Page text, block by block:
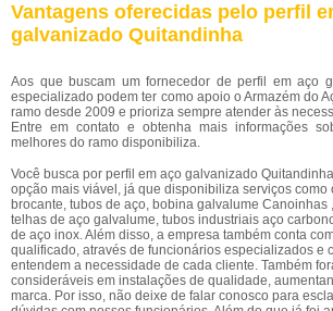
Vantagens oferecidas pelo perfil
galvanizado Quitandinha
Aos que buscam um fornecedor de perfil em aço
especializado podem ter como apoio o Armazém do
ramo desde 2009 e prioriza sempre atender às
Entre em contato e obtenha mais informações
melhores do ramo disponibiliza.
Você busca por perfil em aço galvanizado
opção mais viável, já que disponibiliza serviços como
brocante, tubos de aço, bobina galvalume Canoinhas
telhas de aço galvalume, tubos industriais aço
de aço inox. Além disso, a empresa também conta
qualificado, através de funcionários especializados e
entendem a necessidade de cada cliente. Também
consideráveis em instalações de qualidade,
marca. Por isso, não deixe de falar conosco para